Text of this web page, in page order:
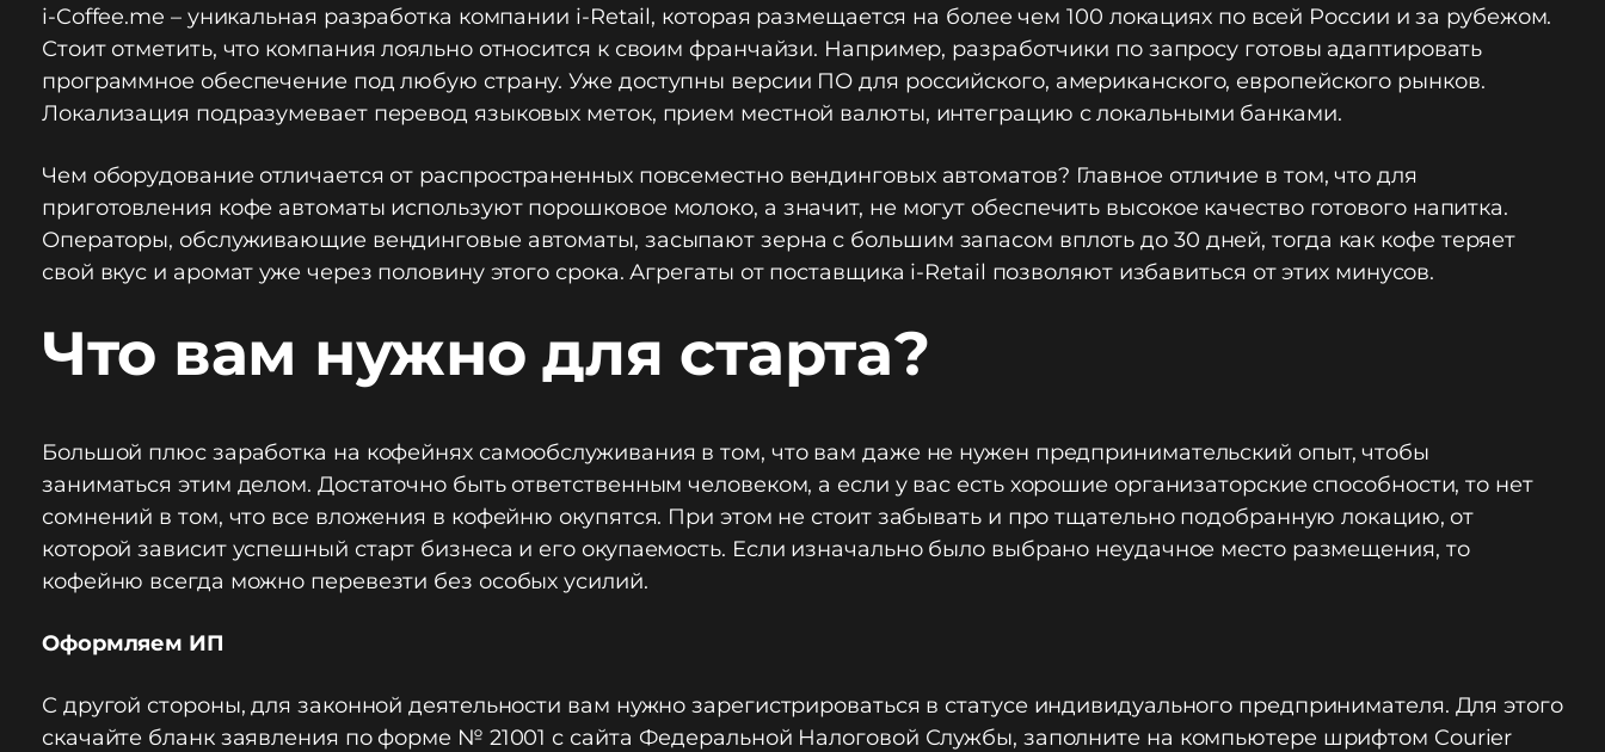
i-Coffee.me – уникальная разработка компании i-Retail, которая размещается на более чем 100 локациях по всей России и за рубежом.
Стоит отметить, что компания лояльно относится к своим франчайзи. Например, разработчики по запросу готовы адаптировать
программное обеспечение под любую страну. Уже доступны версии ПО для российского, американского, европейского рынков.
Локализация подразумевает перевод языковых меток, прием местной валюты, интеграцию с локальными банками.
Чем оборудование отличается от распространенных повсеместно вендинговых автоматов? Главное отличие в том, что для
приготовления кофе автоматы используют порошковое молоко, а значит, не могут обеспечить высокое качество готового напитка.
Операторы, обслуживающие вендинговые автоматы, засыпают зерна с большим запасом вплоть до 30 дней, тогда как кофе теряет
свой вкус и аромат уже через половину этого срока. Агрегаты от поставщика i-Retail позволяют избавиться от этих минусов.
Что вам нужно для старта?
Большой плюс заработка на кофейнях самообслуживания в том, что вам даже не нужен предпринимательский опыт, чтобы
заниматься этим делом. Достаточно быть ответственным человеком, а если у вас есть хорошие организаторские способности, то нет
сомнений в том, что все вложения в кофейню окупятся. При этом не стоит забывать и про тщательно подобранную локацию, от
которой зависит успешный старт бизнеса и его окупаемость. Если изначально было выбрано неудачное место размещения, то
кофейню всегда можно перевезти без особых усилий.
Оформляем ИП
С другой стороны, для законной деятельности вам нужно зарегистрироваться в статусе индивидуального предпринимателя. Для этого
скачайте бланк заявления по форме № 21001 с сайта Федеральной Налоговой Службы, заполните на компьютере шрифтом Courier